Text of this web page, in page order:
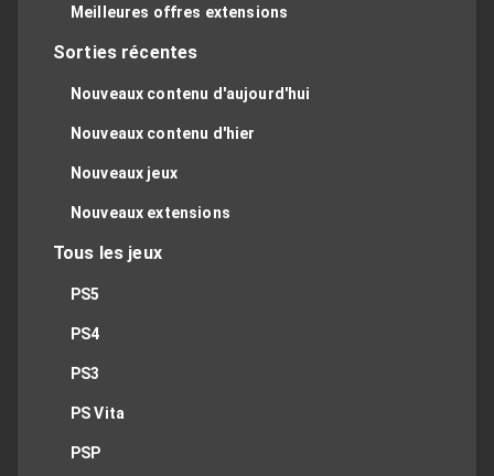
Meilleures offres extensions
Sorties récentes
Nouveaux contenu d'aujourd'hui
Nouveaux contenu d'hier
Nouveaux jeux
Nouveaux extensions
Tous les jeux
PS5
PS4
PS3
PS Vita
PSP